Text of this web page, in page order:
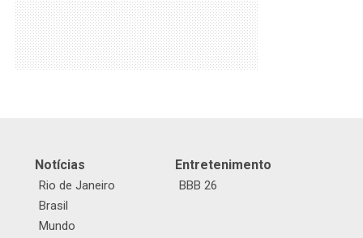
Notícias
Rio de Janeiro
Brasil
Mundo
Entretenimento
BBB 26